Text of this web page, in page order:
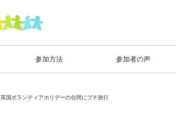
参加方法 参加者の声
英国ボランティアホリデーの合間にプチ旅行